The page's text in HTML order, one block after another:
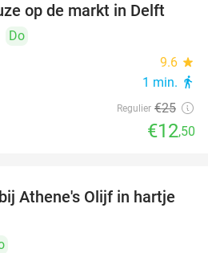
50%
op de markt in Delft
Do
9.6 star
1 min. directions_walk
Regulier €25
€12,50
26%
Athene's Olijf in hartje